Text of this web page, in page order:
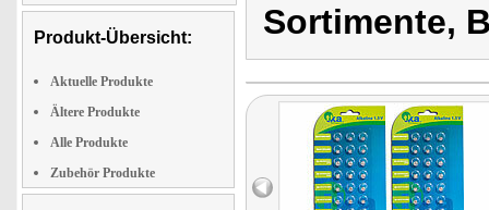
Produkt-Übersicht:
Aktuelle Produkte
Ältere Produkte
Alle Produkte
Zubehör Produkte
Sortimente,